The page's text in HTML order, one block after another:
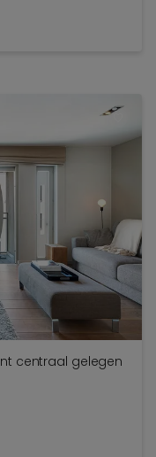
centraal gelegen